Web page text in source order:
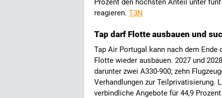
Prozent den höchsten Anteil unter
reagieren. T3N
Tap darf Flotte ausbauen und
Tap Air Portugal kann nach dem Ende
Flotte wieder ausbauen. 2027 und
darunter zwei A330-900; zehn
Verhandlungen zur Teilprivatisierung.
verbindliche Angebote für 44,9